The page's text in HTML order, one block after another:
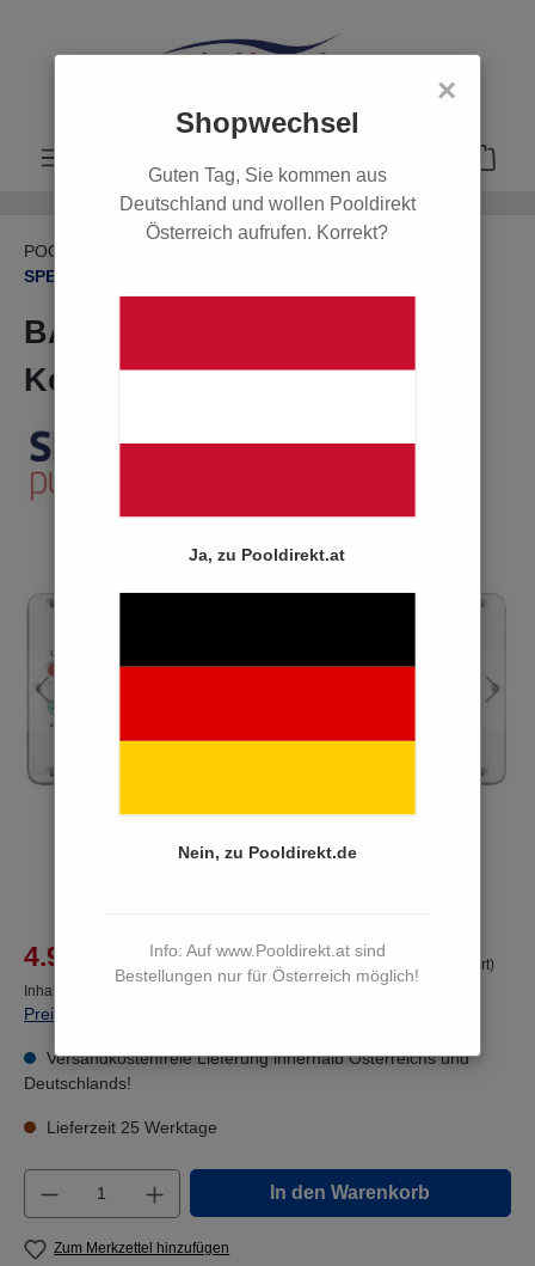
×
Shopwechsel
Guten Tag, Sie kommen aus
Deutschland und wollen Pooldirekt
Österreich aufrufen. Korrekt?
Ja, zu Pooldirekt.at
Nein, zu Pooldirekt.de
Info: Auf www.Pooldirekt.at sind
Bestellungen nur für Österreich möglich!
POOL
SPECK BADU Jet Turbo Light
BADU JET Turbo light
Komplettanlage
Bildergalerie überspringen
4.990,00 €* %
5.400,00 €*
(7.59% von der UVP gespart)
Inhalt:
Preise inkl. MwSt. zzgl. Versandkosten
Versandkostenfreie Lieferung innerhalb Österreichs und
Deutschlands!
Lieferzeit 25 Werktage
Produkt Anzahl: Gib den gewünschten
In den Warenkorb
Zum Merkzettel hinzufügen